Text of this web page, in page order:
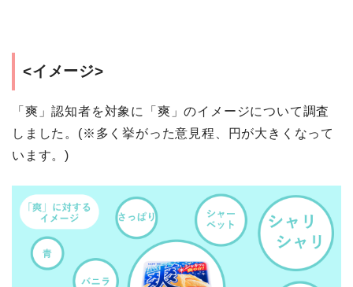
<イメージ>
「爽」認知者を対象に「爽」のイメージについて調査
しました。(※多く挙がった意見程、円が大きくなって
います。)